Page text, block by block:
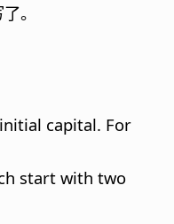
。
capital. For
start with two